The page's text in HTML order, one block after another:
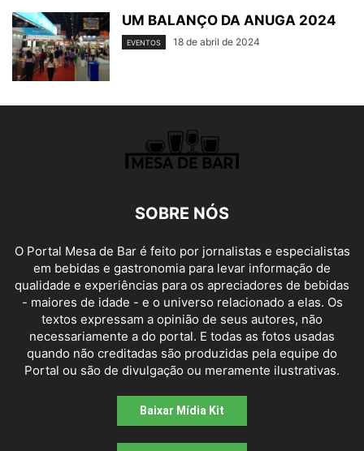
UM BALANÇO DA ANUGA 2024
EVENTOS 18 de abril de 2024
SOBRE NÓS
O Portal Mesa de Bar é feito por jornalistas e especialistas
em bebidas e gastronomia para levar informação de
qualidade e experiências para os apreciadores de bebidas
- maiores de idade - e o universo relacionado a elas. Os
textos expressam a opinião de seus autores, não
necessariamente a do portal. E todas as fotos usadas
quando não creditadas são produzidas pela equipe do
Portal ou são de divulgação ou meramente ilustrativas.
Baixar Mídia Kit